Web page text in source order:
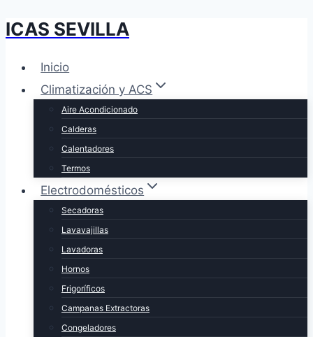
Saltar
contenido
ICAS SEVILLA
Inicio
Climatización y ACS
Aire Acondicionado
Calderas
Calentadores
Termos
Electrodomésticos
Secadoras
Lavavajillas
Lavadoras
Hornos
Frigoríficos
Campanas Extractoras
Congeladores